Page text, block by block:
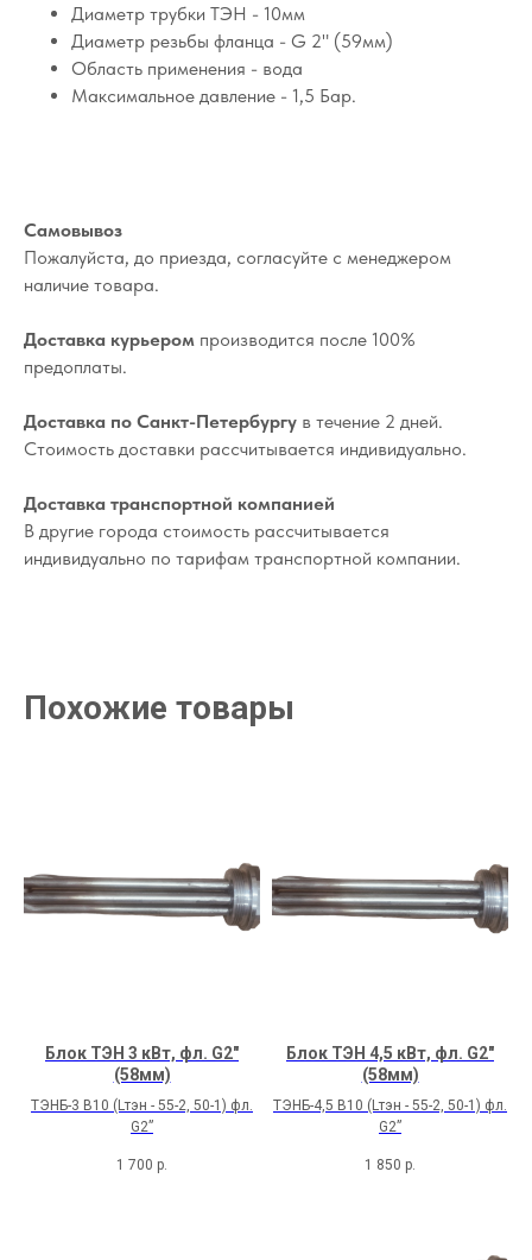
Диаметр трубки ТЭН - 10мм
Диаметр резьбы фланца - G 2" (59мм)
Область применения - вода
Максимальное давление - 1,5 Бар.
Самовывоз
Пожалуйста, до приезда, согласуйте с менеджером
наличие товара.
Доставка курьером производится после 100%
предоплаты.
Доставка по Санкт-Петербургу в течение 2 дней.
Стоимость доставки рассчитывается индивидуально.
Доставка транспортной компанией
В другие города стоимость рассчитывается
индивидуально по тарифам транспортной компании.
Похожие товары
Блок ТЭН 3 кВт, фл. G2"
(58мм)
ТЭНБ-3 В10 (Lтэн - 55-2, 50-1) фл.
G2”
1 700 р.
Блок ТЭН 4,5 кВт, фл. G2"
(58мм)
ТЭНБ-4,5 В10 (Lтэн - 55-2, 50-1) фл.
G2”
1 850 р.